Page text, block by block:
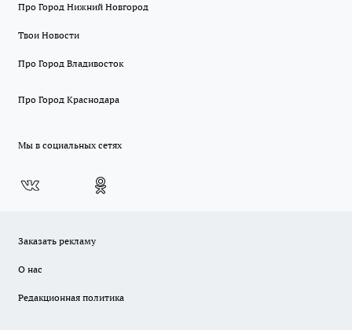
Про Город Нижний Новгород
Твои Новости
Про Город Владивосток
Про Город Краснодара
Мы в социальных сетях
Заказать рекламу
О нас
Редакционная политика